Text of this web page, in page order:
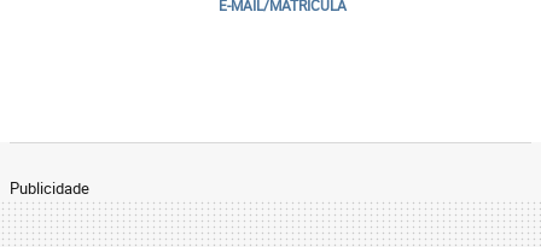
E-MAIL/MATRICULA
Publicidade